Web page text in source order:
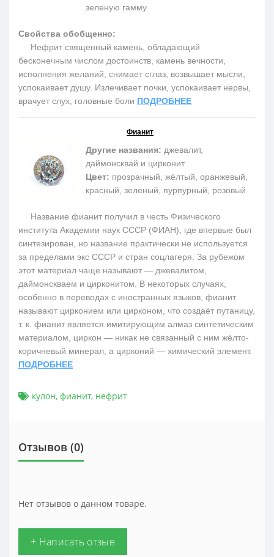
зеленую гамму
Свойства обобщенно:
Нефрит священный камень, обладающий
бесконечным числом достоинств, камень вечности,
исполнения желаний, снимает сглаз, возвышает мысли,
успокаивает душу. Излечивает почки, успокаивает нервы,
врачует слух, головные боли ПОДРОБНЕЕ
Фианит
Другие названия: джевалит,
даймонсквай и цирконит
Цвет: прозрачный, жёлтый, оранжевый,
красный, зеленый, пурпурный, розовый
Название фианит получил в честь Физического
института Академии наук СССР (ФИАН), где впервые был
синтезирован, но название практически не используется
за пределами экс СССР и стран соцлагеря. За рубежом
этот материал чаще называют — джевалитом,
даймонскваем и цирконитом. В некоторых случаях,
особенно в переводах с иностранных языков, фианит
называют цирконием или цирконом, что создаёт путаницу,
т. к. фианит является имитирующим алмаз синтетическим
материалом, циркон — никак не связанный с ним жёлто-
коричневый минерал, а цирконий — химический элемент.
ПОДРОБНЕЕ
кулон, фианит, нефрит
Отзывов (0)
Нет отзывов о данном товаре.
+ Написать отзыв